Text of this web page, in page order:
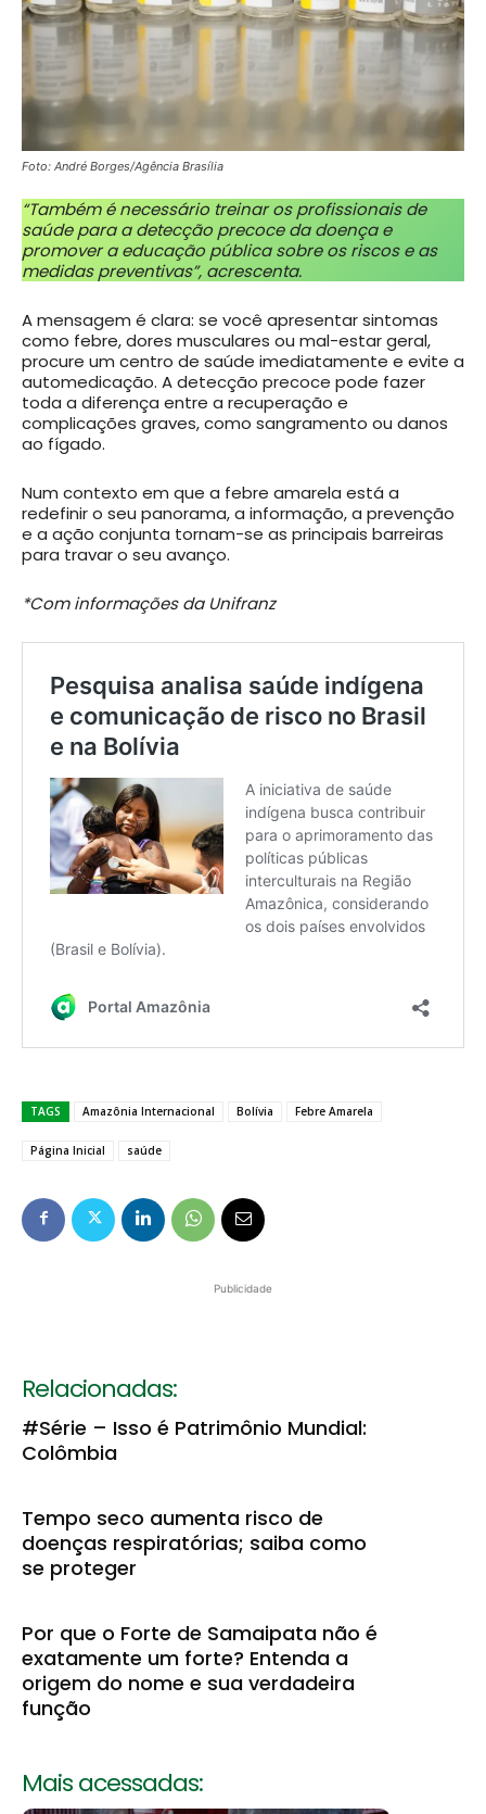
Foto: André Borges/Agência Brasília
“Também é necessário treinar os profissionais de
saúde para a detecção precoce da doença e
promover a educação pública sobre os riscos e as
medidas preventivas”, acrescenta.
A mensagem é clara: se você apresentar sintomas
como febre, dores musculares ou mal-estar geral,
procure um centro de saúde imediatamente e evite a
automedicação. A detecção precoce pode fazer
toda a diferença entre a recuperação e
complicações graves, como sangramento ou danos
ao fígado.
Num contexto em que a febre amarela está a
redefinir o seu panorama, a informação, a prevenção
e a ação conjunta tornam-se as principais barreiras
para travar o seu avanço.
*Com informações da Unifranz
TAGS Amazônia Internacional Bolívia Febre Amarela
Página Inicial saúde
Publicidade
Relacionadas:
#Série – Isso é Patrimônio Mundial:
Colômbia
Tempo seco aumenta risco de
doenças respiratórias; saiba como
se proteger
Por que o Forte de Samaipata não é
exatamente um forte? Entenda a
origem do nome e sua verdadeira
função
Mais acessadas: